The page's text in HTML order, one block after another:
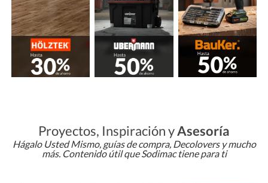
Proyectos, Inspiración yAsesoría
Hágalo Usted Mismo, guías de compra, Decolovers y mucho
más. Contenido útil que Sodimac tiene para ti